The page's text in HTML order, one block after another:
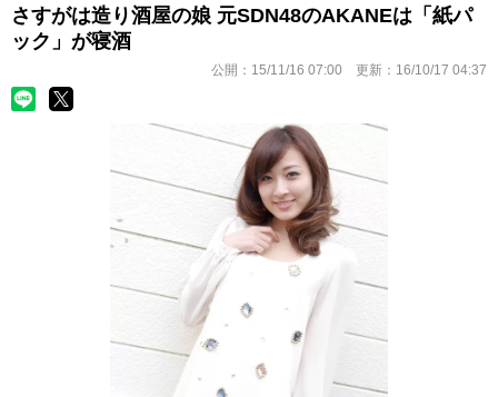
さすがは造り酒屋の娘 元SDN48のAKANEは「紙パ
ック」が寝酒
公開： 15/11/16 07:00 更新： 16/10/17 04:37